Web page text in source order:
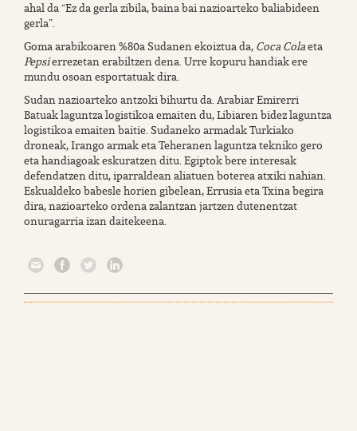
ahal da “Ez da gerla zibila, baina bai nazioarteko baliabideen
gerla”.
Goma arabikoaren %80a Sudanen ekoiztua da, Coca Colaeta
Pepsierrezetan erabiltzen dena. Urre kopuru handiak ere
mundu osoan esportatuak dira.
Sudan nazioarteko antzoki bihurtu da. Arabiar Emirerri
Batuak laguntza logistikoa emaiten du, Libiaren bidez laguntza
logistikoa emaiten baitie. Sudaneko armadak Turkiako
droneak, Irango armak eta Teheranen laguntza tekniko gero
eta handiagoak eskuratzen ditu. Egiptok bere interesak
defendatzen ditu, iparraldean aliatuen boterea atxiki nahian.
Eskualdeko babesle horien gibelean, Errusia eta Txina begira
dira, nazioarteko ordena zalantzan jartzen dutenentzat
onuragarria izan daitekeena.